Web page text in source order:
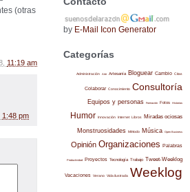
(otras
11:19 am
1:48 pm
by E-Mail Icon Generator
Categorías
Administración Arte Artesanía Bloguear Cambio Citas
Colaborar Conocimiento Consultoría
Equipos y personas Formación Fotos Historias
Humor Innovación Internet Libros Miradas ociosas
Monstruosidades Método Música Open Business
Opinión Organizaciones Palabras
Productividad Proyectos Tecnología Trabajo Tweet-Weeklog
Vacaciones Verano Vida ilustrada Weeklog